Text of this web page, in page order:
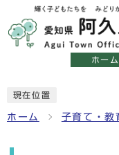
ホーム
現在位置
ホーム 子育て・教